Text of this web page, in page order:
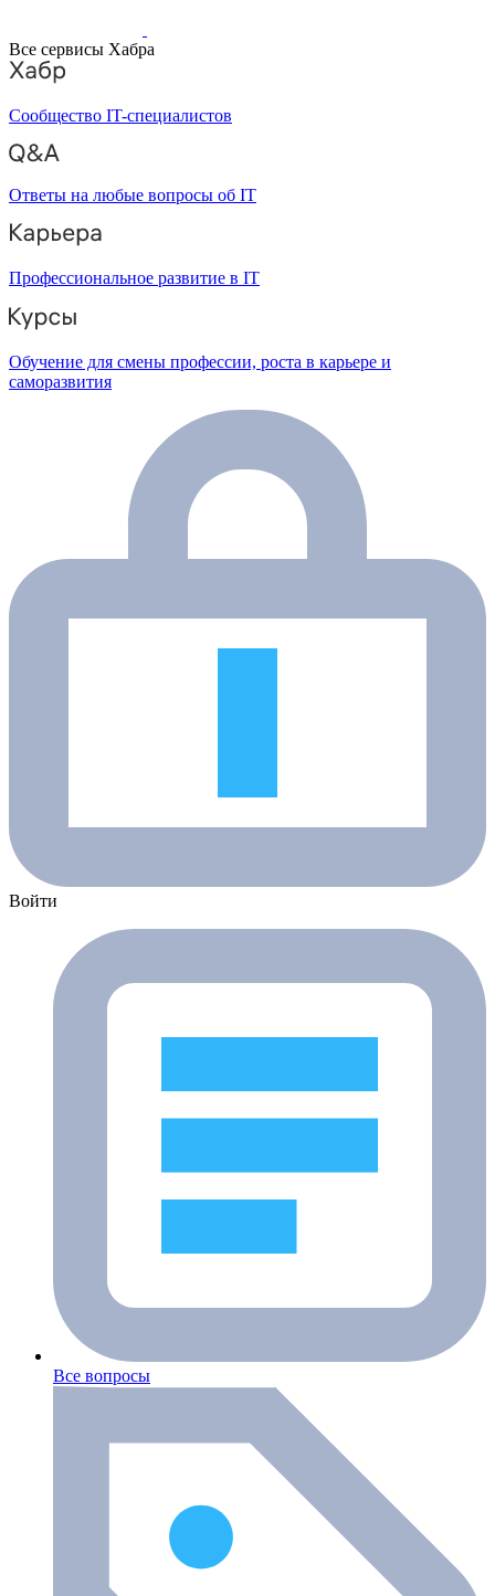
Все сервисы Хабра
Сообщество IT-специалистов
Ответы на любые вопросы об IT
Профессиональное развитие в IT
Обучение для смены профессии, роста в карьере и
саморазвития
Войти
Все вопросы